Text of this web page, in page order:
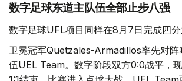
数字足球东道主队伍全部止步八强
数字足球UFL项目同样在8月7日完成四分
卫冕冠军Quetzales-Armadillos率先对阵
伍UEL Team。数字阶段双方0:0战平，